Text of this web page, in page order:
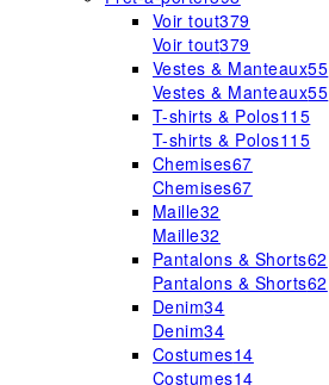
Voir tout379
Voir tout379
Vestes & Manteaux55
Vestes & Manteaux55
T-shirts & Polos115
T-shirts & Polos115
Chemises67
Chemises67
Maille32
Maille32
Pantalons & Shorts62
Pantalons & Shorts62
Denim34
Denim34
Costumes14
Costumes14